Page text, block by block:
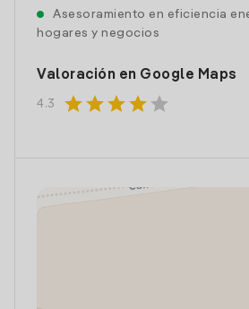
Asesoramiento en eficiencia
hogares y negocios
Valoración en Google Maps
4.3 starstarstarstar star